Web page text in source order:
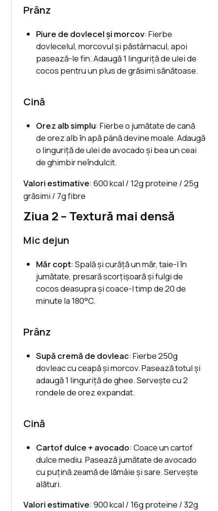
Prânz
Piure de dovlecel și morcov: Fierbe
dovlecelul, morcovul și păstârnacul, apoi
pasează-le fin. Adaugă 1 linguriță de ulei de
cocos pentru un plus de grăsimi sănătoase.
Cină
Orez alb simplu: Fierbe o jumătate de cană
de orez alb în apă până devine moale. Adaugă
o linguriță de ulei de avocado și bea un ceai
de ghimbir neîndulcit.
Valori estimative: 600 kcal / 12g proteine / 25g
grăsimi / 7g fibre
Ziua 2 – Textură mai densă
Mic dejun
Măr copt: Spală și curăță un măr, taie-l în
jumătate, presară scorțișoară și fulgi de
cocos deasupra și coace-l timp de 20 de
minute la 180°C.
Prânz
Supă cremă de dovleac: Fierbe 250g
dovleac cu ceapă și morcov. Pasează totul și
adaugă 1 linguriță de ghee. Servește cu 2
rondele de orez expandat.
Cină
Cartof dulce + avocado: Coace un cartof
dulce mediu. Pasează jumătate de avocado
cu puțină zeamă de lămâie și sare. Servește
alături.
Valori estimative: 900 kcal / 16g proteine / 32g